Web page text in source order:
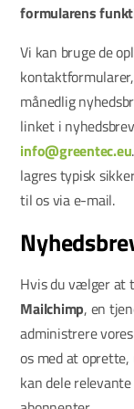
formularens
Vi kan bruge de
månedlig
linket i
info@greentec.eu
lagres typisk
til os via e-mail.
Hvis du vælger at
Mailchimp, en
administrere
os med at oprette,
kan dele